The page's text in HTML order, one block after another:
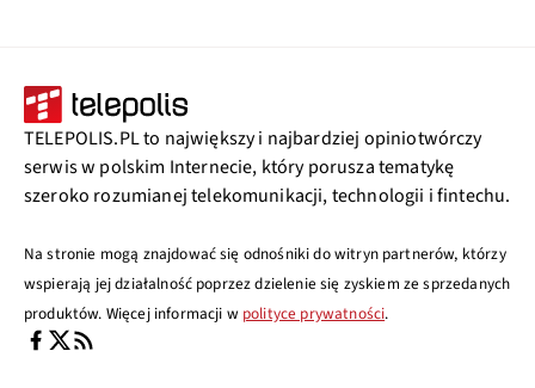
TELEPOLIS.PL to największy i najbardziej opiniotwórczy
serwis w polskim Internecie, który porusza tematykę
szeroko rozumianej telekomunikacji, technologii i fintechu.
Na stronie mogą znajdować się odnośniki do witryn partnerów, którzy
wspierają jej działalność poprzez dzielenie się zyskiem ze sprzedanych
produktów. Więcej informacji w polityce prywatności.